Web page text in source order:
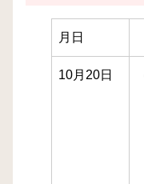
月日
10月20日